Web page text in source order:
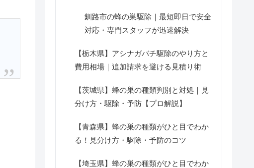
釧路市の蜂の巣駆除｜最短即日で安全
対応・専門スタッフが迅速解決
【栃木県】アシナガバチ駆除のやり方と
費用相場｜追加請求を避ける見積り術
【茨城県】蜂の巣の種類判別と対処｜見
分け方・駆除・予防【プロ解説】
【青森県】蜂の巣の種類がひと目でわか
る！見分け方・駆除・予防のコツ
【埼玉県】蜂の巣の種類がひと目でわか